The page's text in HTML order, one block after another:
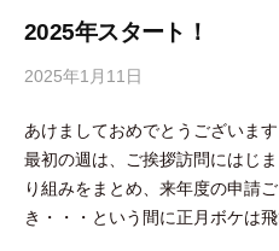
2025年スタート！
2025年1月11日
吉
田
豪
あけましておめでとうございま
最初の週は、ご挨拶訪問にはじ
り組みをまとめ、来年度の申請
き・・・という間に正月ボケは